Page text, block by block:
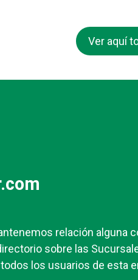
Ver aquí
relación alguna
sobre las
los usuarios de esta